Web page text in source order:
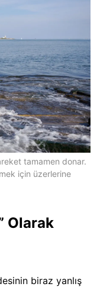
tamamen donar.
için üzerlerine
Olarak
biraz yanlış